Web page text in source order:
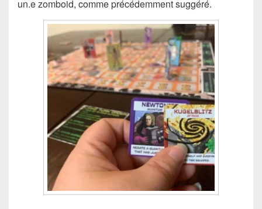
un.e zomboid, comme précédemment suggéré.